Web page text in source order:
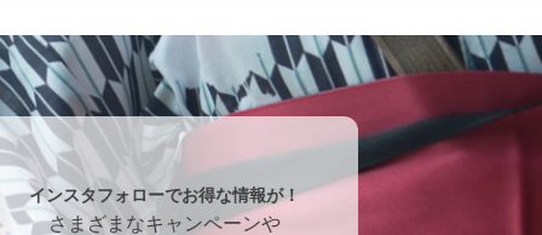
インスタフォローでお得な情報が！
さまざまなキャンペーンや